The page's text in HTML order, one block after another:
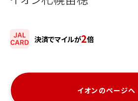
決済でマイルが2倍
イオンのページへ